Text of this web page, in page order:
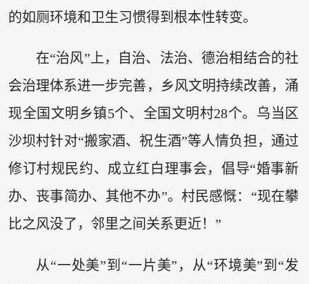
的如厕环境和卫生习惯得到根本性转变。
在“治风”上，自治、法治、德治相结合的社
会治理体系进一步完善，乡风文明持续改善，涌
现全国文明乡镇5个、全国文明村28个。乌当区
沙坝村针对“搬家酒、祝生酒”等人情负担，通过
修订村规民约、成立红白理事会，倡导“婚事新
办、丧事简办、其他不办”。村民感慨：“现在攀
比之风没了，邻里之间关系更近！”
从“一处美”到“一片美”，从“环境美”到“发